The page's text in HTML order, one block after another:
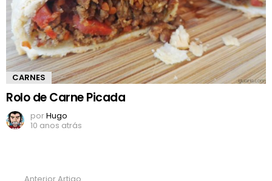
CARNES
Rolo de Carne Picada
porHugo
10 anos atrás